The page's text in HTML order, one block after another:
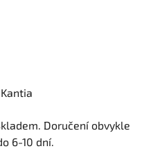
Doručení obvykle
6-10 dní.